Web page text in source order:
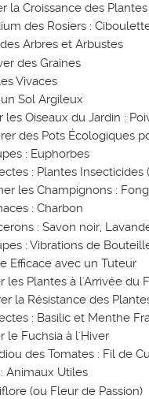
la Croissance des
des Rosiers :
Arbres et Arbustes
des Graines
Vivaces
Sol Argileux
les Oiseaux du Jardin :
des Pots Écologiques
: Euphorbes
: Plantes Insecticides
les Champignons :
: Charbon
: Savon noir,
: Vibrations de
Efficace avec un Tuteur
les Plantes à l'Arrivée du
la Résistance des
: Basilic et Menthe
le Fuchsia à l'Hiver
des Tomates : Fil de
Animaux Utiles
(ou Fleur de Passion)